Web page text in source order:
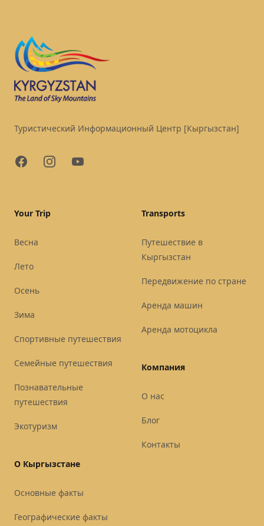
Туристический Информационный Центр [Кыргызстан]
FacebookInstagramYouTube
Your Trip
Весна
Лето
Осень
Зима
Спортивные путешествия
Семейные путешествия
Познавательные
путешествия
Экотуризм
О Кыргызстане
Основные факты
Географические факты
Transports
Путешествие в
Кыргызстан
Передвижение по стране
Аренда машин
Аренда мотоцикла
Компания
О нас
Блог
Контакты